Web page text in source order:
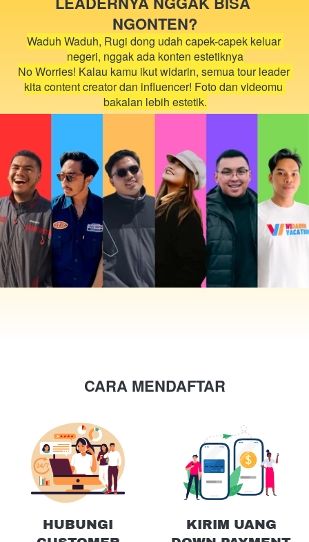
NGONTEN?
Waduh Waduh, Rugi dong udah capek-capek keluar
negeri, nggak ada konten estetiknya
No Worries! Kalau kamu ikut widarin, semua tour leader
kita content creator dan influencer! Foto dan videomu
bakalan lebih estetik.
CARA MENDAFTAR
HUBUNGI
KIRIM UANG